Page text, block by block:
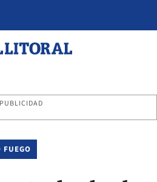
PUBLICIDAD